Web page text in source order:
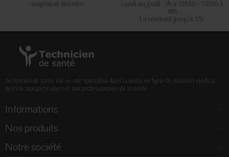
soignée et discrète
Lundi au jeudi : 9h à 12h30 - 13h30 à
18h
Le vendredi jusqu'à 17h
Technicien de santé est un site spécialisé dans la vente en ligne de matériel médical
destiné aux particuliers et aux professionnels de la santé.
Informations
Nos produits
Notre société